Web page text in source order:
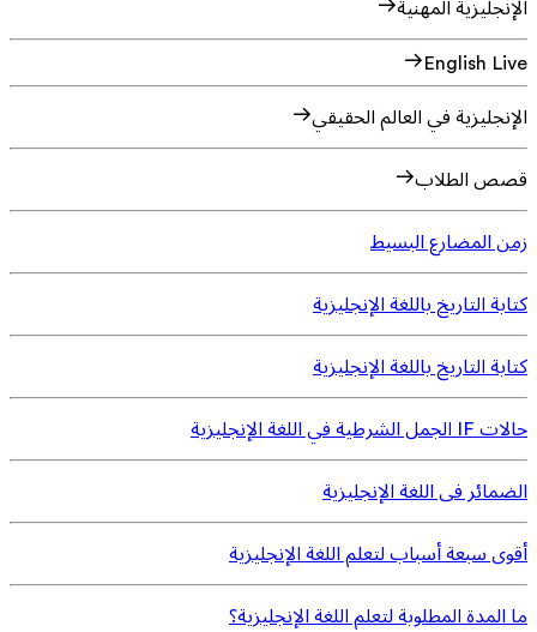
الإنجليزية المهنية
English Live
الإنجليزية في العالم الحقيقي
قصص الطلاب
زمن المضارع البسيط
كتابة التاريخ باللغة الإنجليزية
كتابة التاريخ باللغة الإنجليزية
حالات IF الجمل الشرطية في اللغة الإنجليزية
الضمائر فى اللغة الإنجليزية
أقوى سبعة أسباب لتعلم اللغة الإنجليزية
ما المدة المطلوبة لتعلم اللغة الإنجليزية؟